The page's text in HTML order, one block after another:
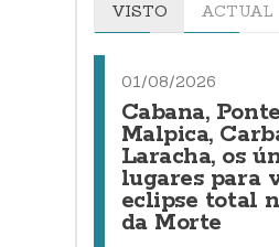
VISTO ACTUAL
01/08/2026
Cabana,
Malpica,
Laracha, os
lugares para
eclipse total
da Morte